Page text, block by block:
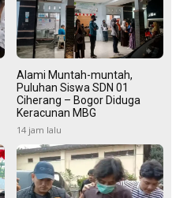
Alami Muntah-muntah,
Puluhan Siswa SDN 01
Ciherang – Bogor Diduga
Keracunan MBG
14 jam lalu